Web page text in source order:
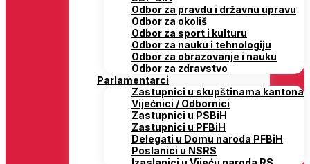
Odbor za pravdu i državnu upravu
Odbor za okoliš
Odbor za sport i kulturu
Odbor za nauku i tehnologiju
Odbor za obrazovanje i nauku
Odbor za zdravstvo
Parlamentarci
Zastupnici u skupštinama kantona
Vijećnici / Odbornici
Zastupnici u PSBiH
Zastupnici u PFBiH
Delegati u Domu naroda PFBiH
Poslanici u NSRS